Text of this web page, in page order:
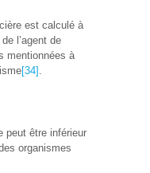
est calculé à
l’agent de
mentionnées à
[34]
peut être inférieur
organismes